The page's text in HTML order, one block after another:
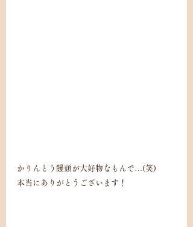
かりんとう饅頭が大好物なもんで…(笑)
本当にありがとうございます！